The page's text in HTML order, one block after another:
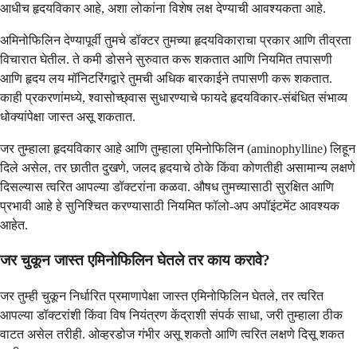
आधीच हृदयविकार आहे, अशा लोकांना विशेष लक्ष देण्याची आवश्यकता आहे.
अमिनोफिलिन देण्यापूर्वी तुमचे डॉक्टर तुमच्या हृदयविकाराचा प्रकार आणि तीव्रता
विचारात घेतील. ते कमी डोसने सुरुवात करू शकतात आणि नियमित तपासणी
आणि हृदय लय मॉनिटरिंगद्वारे तुमची अधिक बारकाईने तपासणी करू शकतात.
काही प्रकरणांमध्ये, श्वासोच्छ्वास सुधारण्याचे फायदे हृदयविकार-संबंधित संभाव्य
धोक्यांपेक्षा जास्त असू शकतात.
जर तुम्हाला हृदयविकार आहे आणि तुम्हाला एमिनोफिलिन (aminophylline) लिहून
दिले असेल, तर छातीत दुखणे, जलद हृदयाचे ठोके किंवा कोणतीही असामान्य लक्षणे
दिसल्यास त्वरित आपल्या डॉक्टरांना कळवा. औषध तुमच्यासाठी सुरक्षित आणि
प्रभावी आहे हे सुनिश्चित करण्यासाठी नियमित फॉलो-अप अपॉइंटमेंट आवश्यक
आहेत.
जर चुकून जास्त एमिनोफिलिन घेतले तर काय करावे?
जर तुम्ही चुकून निर्धारित प्रमाणापेक्षा जास्त एमिनोफिलिन घेतले, तर त्वरित
आपल्या डॉक्टरांशी किंवा विष नियंत्रण केंद्राशी संपर्क साधा, जरी तुम्हाला ठीक
वाटत असेल तरीही. ओव्हरडोज गंभीर असू शकतो आणि त्वरित लक्षणे दिसू शकत